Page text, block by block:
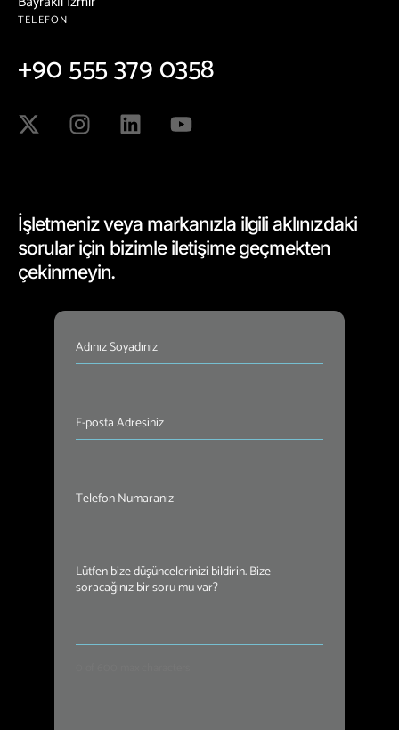
TELEFON
+90 555 379 0358
İşletmeniz veya markanızla ilgili aklınızdaki
sorular için bizimle iletişime geçmekten
çekinmeyin.
İsim (Required)
E-
posta
Adresiniz(Required)
Telefon
Numaranız(Required)
Mesajınız(Required)